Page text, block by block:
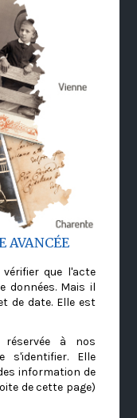
AVANCÉE
que l'acte
données. Mais il
de date. Elle est
à nos
s'identifier. Elle
information de
de cette page)